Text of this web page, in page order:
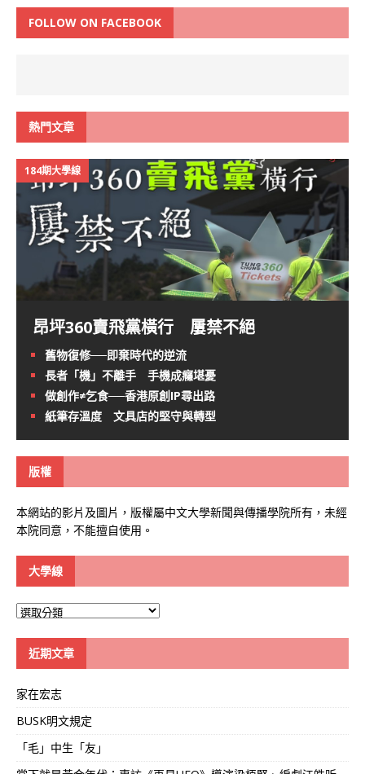
FOLLOW ON FACEBOOK
熱門文章
184期大學線
昂坪360賣飛黨橫行 屢禁不絕
舊物復修──即棄時代的逆流
長者「機」不離手 手機成癮堪憂
做創作≠乞食──香港原創IP尋出路
紙筆存溫度 文具店的堅守與轉型
版權
本網站的影片及圖片，版權屬中文大學新聞與傳播學院所有，未經
本院同意，不能擅自使用。
大學線
大
近期文章
家在宏志
BUSK明文規定
「毛」中生「友」